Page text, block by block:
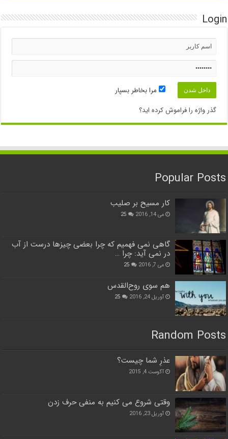
Login
مرا بخاطر بسپار
گذر واژه را فراموش کرده اید؟
Popular Posts
کار مسیح بر صلیب
می 14, 2016 25
گاهی نمی فهمیم که چرا بعضی چیزها درست از آب
در نمی آید: چرا …
می 7, 2016 25
هم سوی روح‌القدس
آوریل 24, 2016 25
Random Posts
عذرِ شما چیست؟
آگوست 4, 2015
وقتی شروع می کنیم به منفی حرف زدن
آوریل 23, 2016